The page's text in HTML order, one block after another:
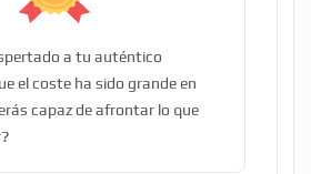
a tu auténtico
el coste ha sido grande en
capaz de afrontar lo que